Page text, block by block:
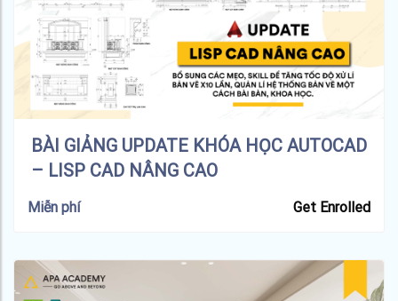
BÀI GIẢNG UPDATE KHÓA HỌC AUTOCAD
– LISP CAD NÂNG CAO
Miễn phí Get Enrolled